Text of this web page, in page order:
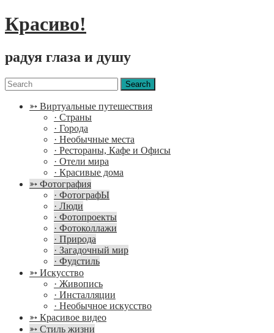
Красиво!
радуя глаза и душу
Menu
Search
for:
➳ Виртуальные путешествия
· Страны
· Города
· Необычные места
· Рестораны, Кафе и Офисы
· Отели мира
· Красивые дома
➳ Фотография
· ФотографЫ
· Люди
· Фотопроекты
· Фотоколлажи
· Природа
· Загадочный мир
· Фудстиль
➳ Искусство
· Живопись
· Инсталляции
· Необычное искусство
➳ Красивое видео
➳ Стиль жизни